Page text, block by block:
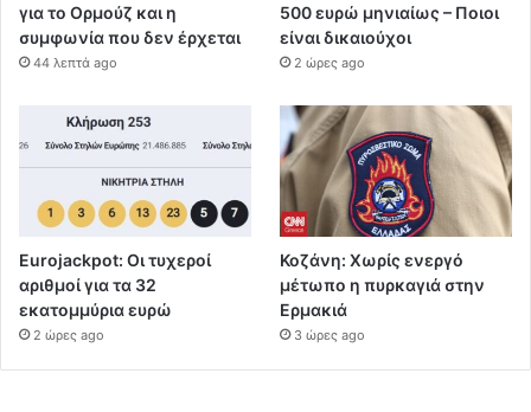
για το Ορμούζ και η
συμφωνία που δεν έρχεται
44 λεπτά ago
500 ευρώ μηνιαίως – Ποιοι
είναι δικαιούχοι
2 ώρες ago
Eurojackpot: Οι τυχεροί
αριθμοί για τα 32
εκατoμμύρια ευρώ
2 ώρες ago
Κοζάνη: Χωρίς ενεργό
μέτωπο η πυρκαγιά στην
Ερμακιά
3 ώρες ago